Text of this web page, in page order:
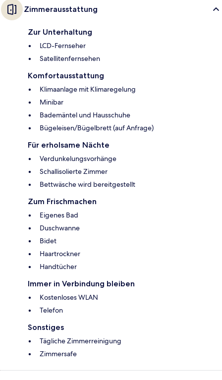
Zimmerausstattung
Zur Unterhaltung
LCD-Fernseher
Satellitenfernsehen
Komfortausstattung
Klimaanlage mit Klimaregelung
Minibar
Bademäntel und Hausschuhe
Bügeleisen/Bügelbrett (auf Anfrage)
Für erholsame Nächte
Verdunkelungsvorhänge
Schallisolierte Zimmer
Bettwäsche wird bereitgestellt
Zum Frischmachen
Eigenes Bad
Duschwanne
Bidet
Haartrockner
Handtücher
Immer in Verbindung bleiben
Kostenloses WLAN
Telefon
Sonstiges
Tägliche Zimmerreinigung
Zimmersafe